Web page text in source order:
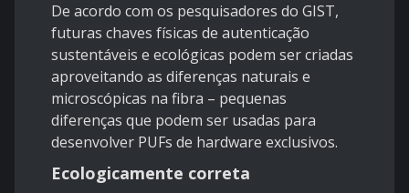
De acordo com os pesquisadores do GIST,
futuras chaves físicas de autenticação
sustentáveis ​​e ecológicas podem ser criadas
aproveitando as diferenças naturais e
microscópicas na fibra – pequenas
diferenças que podem ser usadas para
desenvolver PUFs de hardware exclusivos.
Ecologicamente correta